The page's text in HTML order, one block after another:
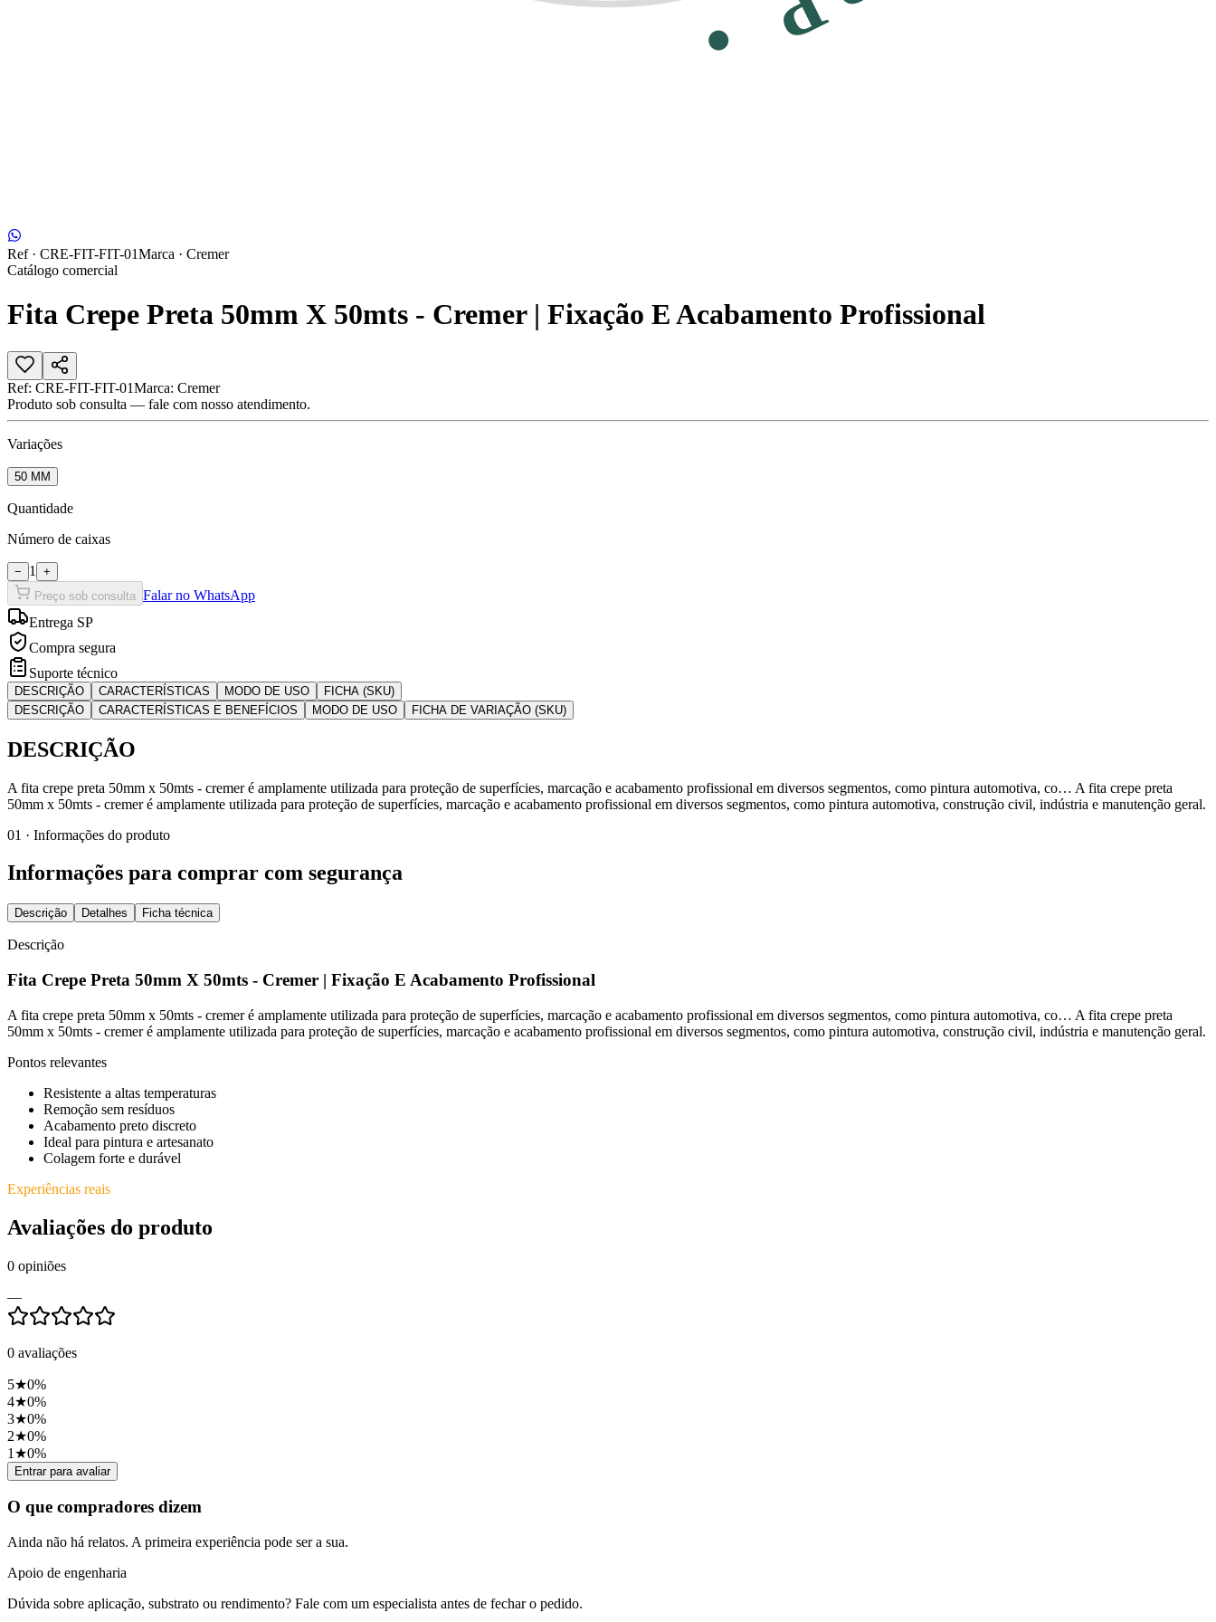
Ref · CRE-FIT-FIT-01Marca · Cremer
Catálogo comercial
Fita Crepe Preta 50mm X 50mts - Cremer | Fixação E Acabamento Profissional
Ref: CRE-FIT-FIT-01Marca: Cremer
Produto sob consulta — fale com nosso atendimento.
Variações
50 MM
Quantidade
Número de caixas
− 1
+
Preço sob consulta Falar no WhatsApp
Entrega SP
Compra segura
Suporte técnico
DESCRIÇÃO CARACTERÍSTICAS MODO DE USO
FICHA (SKU)
DESCRIÇÃO
CARACTERÍSTICAS E BENEFÍCIOS MODO DE USO FICHA DE VARIAÇÃO (SKU)
DESCRIÇÃO
A fita crepe preta 50mm x 50mts - cremer é amplamente utilizada para proteção de superfícies, marcação e acabamento profissional em diversos segmentos, como pintura automotiva, co… A fita crepe preta
50mm x 50mts - cremer é amplamente utilizada para proteção de superfícies, marcação e acabamento profissional em diversos segmentos, como pintura automotiva, construção civil, indústria e manutenção geral.
01 · Informações do produto
Informações para comprar com segurança
Descrição Detalhes Ficha técnica
Descrição
Fita Crepe Preta 50mm X 50mts - Cremer | Fixação E Acabamento Profissional
A fita crepe preta 50mm x 50mts - cremer é amplamente utilizada para proteção de superfícies, marcação e acabamento profissional em diversos segmentos, como pintura automotiva, co… A fita crepe preta
50mm x 50mts - cremer é amplamente utilizada para proteção de superfícies, marcação e acabamento profissional em diversos segmentos, como pintura automotiva, construção civil, indústria e manutenção geral.
Pontos relevantes
Resistente a altas temperaturas
Remoção sem resíduos
Acabamento preto discreto
Ideal para pintura e artesanato
Colagem forte e durável
Experiências reais
Avaliações do produto
0 opiniões
—
0 avaliações
5★0%
4★0%
3★0%
2★0%
1 ★0%
Entrar para avaliar
O que compradores dizem
Ainda não há relatos. A primeira experiência pode ser a sua.
Apoio de engenharia
Dúvida sobre aplicação, substrato ou rendimento? Fale com um especialista antes de fechar o pedido.